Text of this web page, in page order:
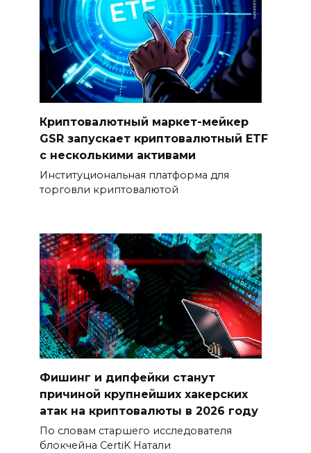
Криптовалютный маркет-мейкер
GSR запускает криптовалютный ETF
с несколькими активами
Институциональная платформа для
торговли криптовалютой
Фишинг и дипфейки станут
причиной крупнейших хакерских
атак на криптовалюты в 2026 году
По словам старшего исследователя
блокчейна CertiK Натали